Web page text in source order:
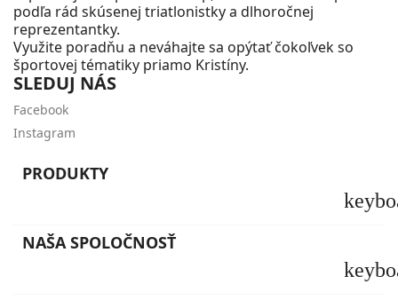
podľa rád skúsenej triatlonistky a dlhoročnej
reprezentantky.
Využite poradňu a neváhajte sa opýtať čokoľvek so
športovej tématiky priamo Kristíny.
SLEDUJ NÁS
Facebook
Instagram
PRODUKTY
NAŠA SPOLOČNOSŤ